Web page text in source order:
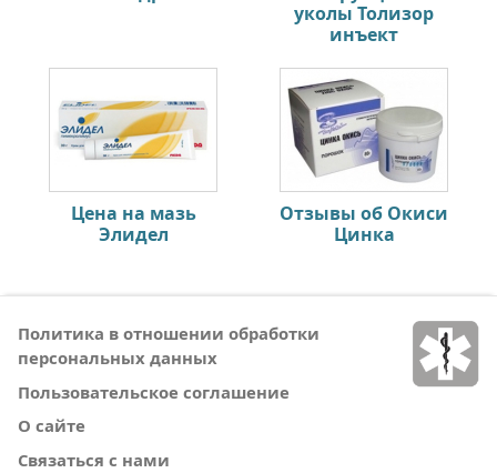
уколы Толизор
инъект
Цена на мазь
Элидел
Отзывы об Окиси
Цинка
Политика в отношении обработки
персональных данных
Пользовательское соглашение
О сайте
Связаться с нами